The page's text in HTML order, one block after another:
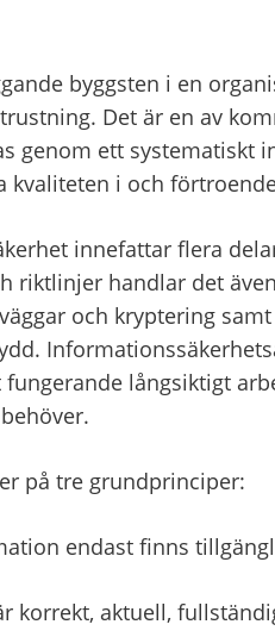
byggsten i en
Det är en av
genom ett systematiskt
kvaliteten i och
innefattar flera
riktlinjer handlar det
och kryptering
långsiktigt
på tre grundprinciper:
endast finns
korrekt, aktuell,